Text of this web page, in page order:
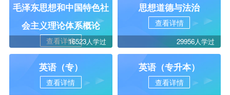
毛泽东思想和中国特色社
会主义理论体系概论
查看详情16523人学过
思想道德与法治
查看详情
29956人学过
英语（专）
查看详情
英语（专升本）
查看详情